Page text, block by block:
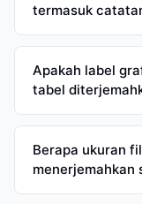
termasuk
Apakah label
tabel
Berapa ukuran
menerjemahkan